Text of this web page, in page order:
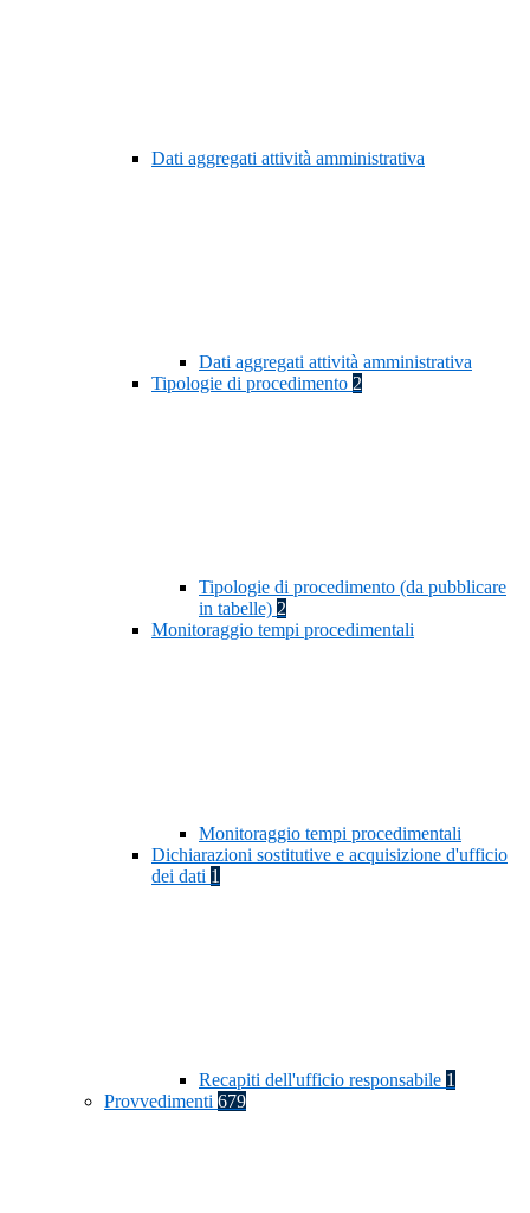
Dati aggregati attività amministrativa
Dati aggregati attività amministrativa
Tipologie di procedimento 2
Tipologie di procedimento (da pubblicare
in tabelle) 2
Monitoraggio tempi procedimentali
Monitoraggio tempi procedimentali
Dichiarazioni sostitutive e acquisizione d'ufficio
dei dati 1
Recapiti dell'ufficio responsabile 1
Provvedimenti 679